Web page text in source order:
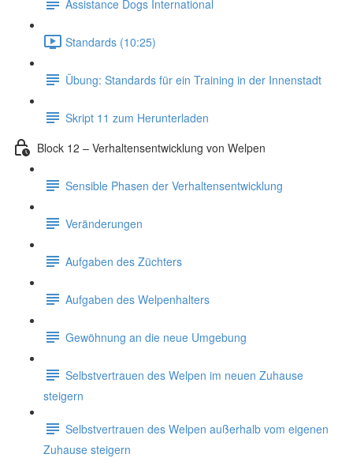
Assistance Dogs International
Standards (10:25)
Übung: Standards für ein Training in der Innenstadt
Skript 11 zum Herunterladen
Block 12 – Verhaltensentwicklung von Welpen
Sensible Phasen der Verhaltensentwicklung
Veränderungen
Aufgaben des Züchters
Aufgaben des Welpenhalters
Gewöhnung an die neue Umgebung
Selbstvertrauen des Welpen im neuen Zuhause
steigern
Selbstvertrauen des Welpen außerhalb vom eigenen
Zuhause steigern